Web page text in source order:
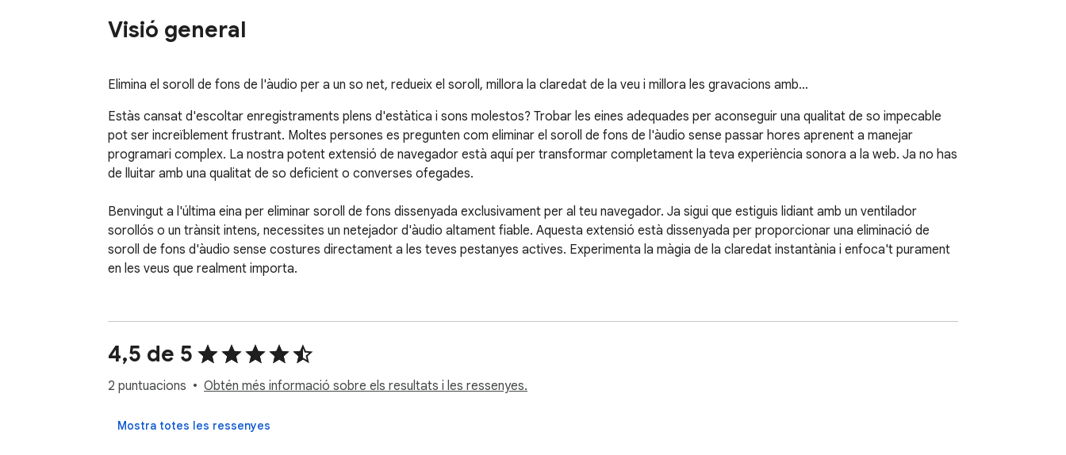
Visió general
Elimina el soroll de fons de l'àudio per a un so net, redueix el soroll, millora la claredat de la veu i millora les gravacions amb…
Estàs cansat d'escoltar enregistraments plens d'estàtica i sons molestos? Trobar les eines adequades per aconseguir una qualitat de so impecable
pot ser increïblement frustrant. Moltes persones es pregunten com eliminar el soroll de fons de l'àudio sense passar hores aprenent a manejar
programari complex. La nostra potent extensió de navegador està aquí per transformar completament la teva experiència sonora a la web. Ja no has
de lluitar amb una qualitat de so deficient o converses ofegades.
Benvingut a l'última eina per eliminar soroll de fons dissenyada exclusivament per al teu navegador. Ja sigui que estiguis lidiant amb un ventilador
sorollós o un trànsit intens, necessites un netejador d'àudio altament fiable. Aquesta extensió està dissenyada per proporcionar una eliminació de
soroll de fons d'àudio sense costures directament a les teves pestanyes actives. Experimenta la màgia de la claredat instantània i enfoca't purament
en les veus que realment importa.
per eliminar el soroll de fons:
• Eliminació de soroll de fons de l'àudio
• Cancel·lació de soroll instantània per a reunions en línia
• Potents algorismes d'IA per a la reducció de soroll
• Millora/neteja flawless dels diàlegs
4,5 de 5
2 puntuacions Obtén més informació sobre els resultats i les ressenyes.
Mostra totes les ressenyes